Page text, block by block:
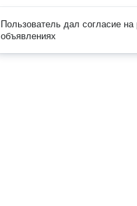
Пользователь дал согласие
объявлениях